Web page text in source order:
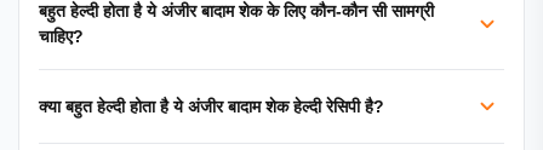
बहुत हेल्दी होता है ये अंजीर बादाम शेक के लिए कौन-कौन सी सामग्री
चाहिए?
क्या बहुत हेल्दी होता है ये अंजीर बादाम शेक हेल्दी रेसिपी है?